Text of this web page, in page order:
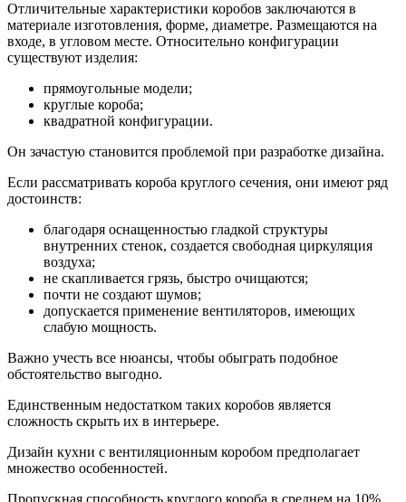
Отличительные характеристики коробов заключаются в
материале изготовления, форме, диаметре. Размещаются на
входе, в угловом месте. Относительно конфигурации
существуют изделия:
прямоугольные модели;
круглые короба;
квадратной конфигурации.
Он зачастую становится проблемой при разработке дизайна.
Если рассматривать короба круглого сечения, они имеют ряд
достоинств:
благодаря оснащенностью гладкой структуры
внутренних стенок, создается свободная циркуляция
воздуха;
не скапливается грязь, быстро очищаются;
почти не создают шумов;
допускается применение вентиляторов, имеющих
слабую мощность.
Важно учесть все нюансы, чтобы обыграть подобное
обстоятельство выгодно.
Единственным недостатком таких коробов является
сложность скрыть их в интерьере.
Дизайн кухни с вентиляционным коробом предполагает
множество особенностей.